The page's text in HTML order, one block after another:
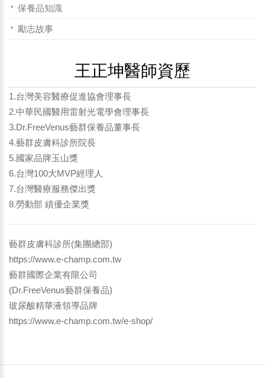
保養品知識
勵志故事
王正坤醫師資歷
1.台灣美容醫療促進協會理事長
2.中華民國醫用雷射光電學會理事長
3.Dr.FreeVenus藝群保養品董事長
4.藝群皮膚科診所院長
5.國家品牌玉山獎
6.台灣100大MVP經理人
7.台灣醫療服務傑出獎
8.勞動部 績優企業獎
藝群皮膚科診所(集團總部)
https://www.e-champ.com.tw
藝群國際企業有限公司
(Dr.FreeVenus藝群保養品)
玻尿酸精華液領導品牌
https://www.e-champ.com.tw/e-shop/